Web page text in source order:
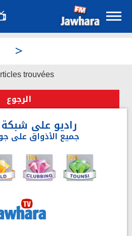
>
trouvées
الرجوع
راديو على شبكة
جميع الأذواق على